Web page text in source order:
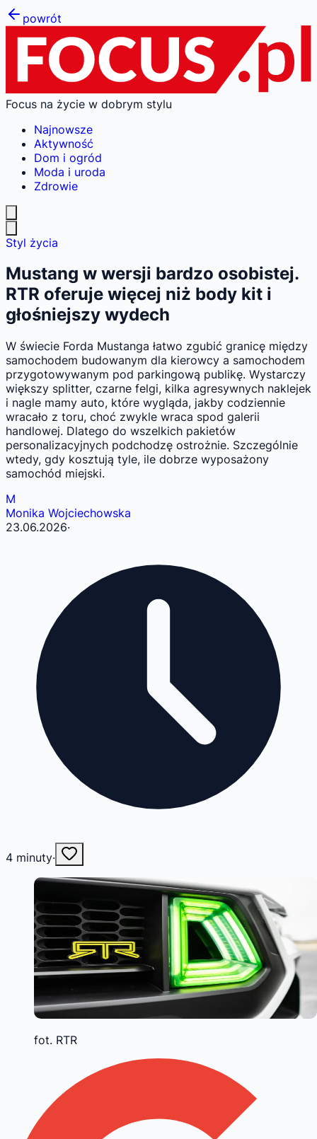
powrót
Focus na życie w dobrym stylu
Najnowsze
Aktywność
Dom i ogród
Moda i uroda
Zdrowie
Styl życia
Mustang w wersji bardzo osobistej.
RTR oferuje więcej niż body kit i
głośniejszy wydech
W świecie Forda Mustanga łatwo zgubić granicę między
samochodem budowanym dla kierowcy a samochodem
przygotowywanym pod parkingową publikę. Wystarczy
większy splitter, czarne felgi, kilka agresywnych naklejek
i nagle mamy auto, które wygląda, jakby codziennie
wracało z toru, choć zwykle wraca spod galerii
handlowej. Dlatego do wszelkich pakietów
personalizacyjnych podchodzę ostrożnie. Szczególnie
wtedy, gdy kosztują tyle, ile dobrze wyposażony
samochód miejski.
M
Monika Wojciechowska
23.06.2026·
4 minuty·
fot. RTR